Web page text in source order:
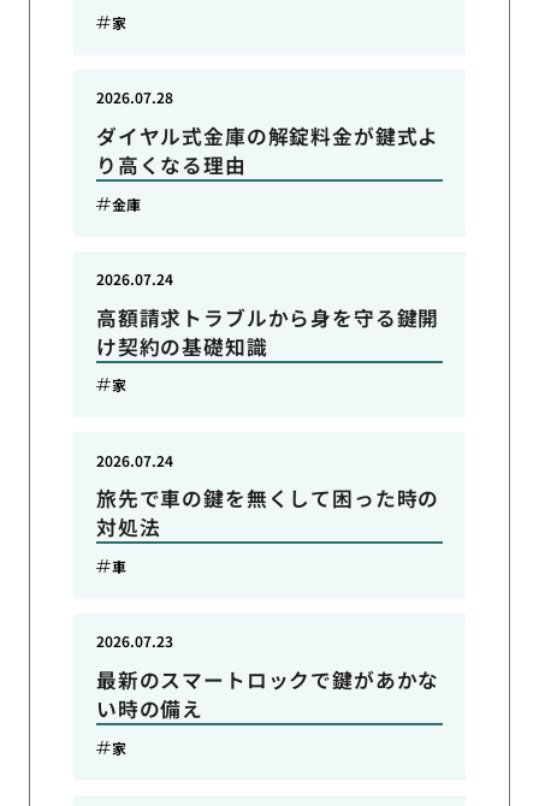
家
ダイヤル式金庫の解錠料金が鍵式よ
り高くなる理由
2026.07.28
金庫
高額請求トラブルから身を守る鍵開
け契約の基礎知識
2026.07.24
家
旅先で車の鍵を無くして困った時の
対処法
2026.07.24
車
最新のスマートロックで鍵があかな
い時の備え
2026.07.23
家